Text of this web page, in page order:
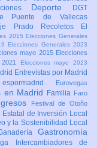
Deporte DGT
Puente de Vallecas
Prado Recoletos
El
2015 Elecciones Generales
Elecciones Generales 2023
mayo 2015 Elecciones
2021 Elecciones mayo 2023
Entrevistas por Madrid
espormadrid Eurovegas
en Madrid Familia Faro
Festival de Otoño
Estatal de Inversión Local
y la Sostenibilidad Local
Gastronomía
Intercambiadores de